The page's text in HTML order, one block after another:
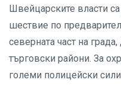
Швейцарските власти
шествие по
северната част на
търговски райони. За
големи полицейски